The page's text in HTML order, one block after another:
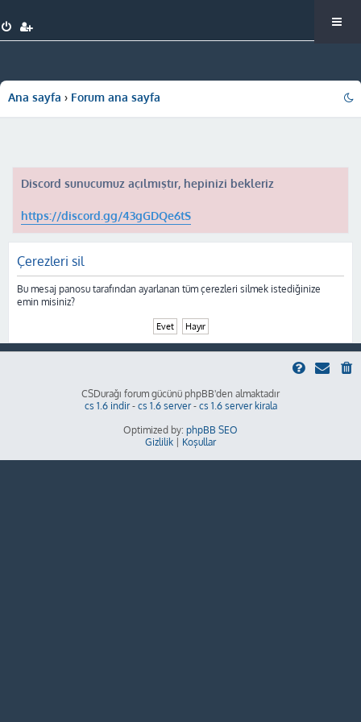
Ana sayfa Forum ana sayfa
Discord sunucumuz açılmıştır, hepinizi bekleriz
https://discord.gg/43gGDQe6tS
Çerezleri sil
Bu mesaj panosu tarafından ayarlanan tüm çerezleri silmek istediğinize
emin misiniz?
CSDurağı forum gücünü phpBB'den almaktadır
cs 1.6 indir- cs 1.6 server- cs 1.6 server kirala
Optimized by: phpBB SEO
Gizlilik
Koşullar